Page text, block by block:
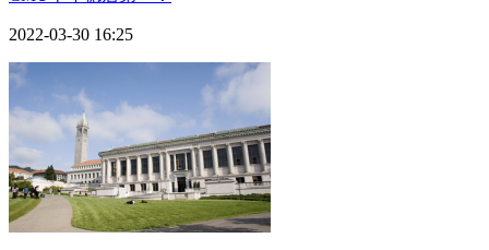
2022-03-30 16:25